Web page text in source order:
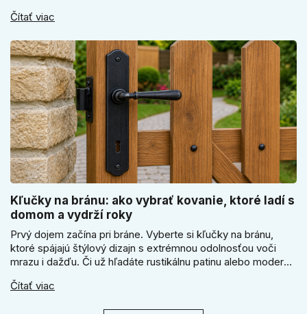
kľúčové jeho správne ukotvenie.
Čítať viac
Kľučky na bránu: ako vybrať kovanie, ktoré ladí s
domom a vydrží roky
Prvý dojem začína pri bráne. Vyberte si kľučky na bránu,
ktoré spájajú štýlový dizajn s extrémnou odolnosťou voči
mrazu i dažďu. Či už hľadáte rustikálnu patinu alebo moderné
vydrží roky. Zabezpečte svoj vstup kvalitou, ktorá prežije
Čítať viac